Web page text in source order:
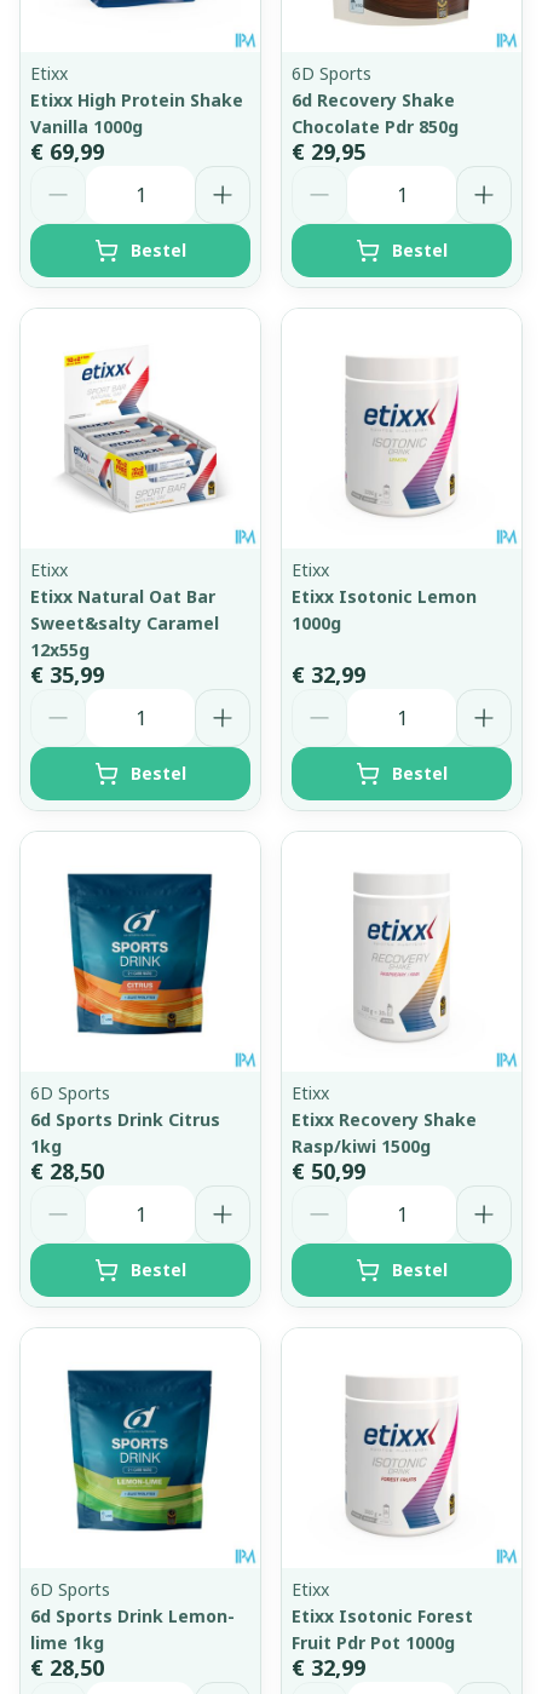
Etixx
Etixx High Protein Shake
Vanilla 1000g
€ 69,99
Bestel
6D Sports
6d Recovery Shake
Chocolate Pdr 850g
€ 29,95
Bestel
Etixx
Etixx Natural Oat Bar
Sweet&salty Caramel
12x55g
€ 35,99
Bestel
Etixx
Etixx Isotonic Lemon
1000g
€ 32,99
Bestel
6D Sports
6d Sports Drink Citrus
1kg
€ 28,50
Bestel
Etixx
Etixx Recovery Shake
Rasp/kiwi 1500g
€ 50,99
Bestel
6D Sports
6d Sports Drink Lemon-
lime 1kg
€ 28,50
Etixx
Etixx Isotonic Forest
Fruit Pdr Pot 1000g
€ 32,99